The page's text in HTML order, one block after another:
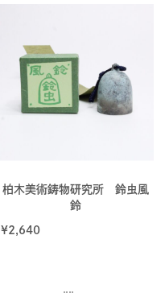
柏木美術鋳物研究所 鈴虫風
鈴
¥2,640